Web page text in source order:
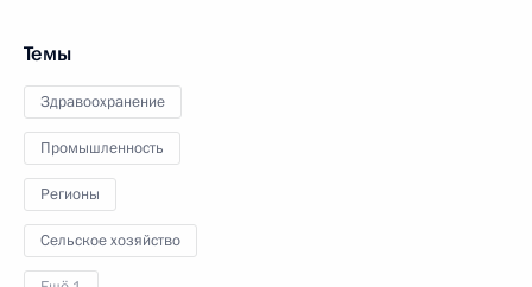
Темы
Здравоохранение
Промышленность
Регионы
Сельское хозяйство